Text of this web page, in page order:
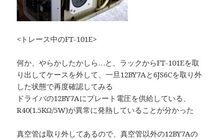
<トレース中のFT-101E>
何か、やらかしたかしら…と、ラックからFT-101Eを取
り出してケースを外して、一旦12BY7Aと6JS6Cを取り外
した状態で再度確認してみる
ドライバの12BY7Aにプレート電圧を供給している、
R40(1.5KΩ/5W)が異常に発熱していることが分かった
真空管は取り外してあるので、真空管以外の12BY7Aの